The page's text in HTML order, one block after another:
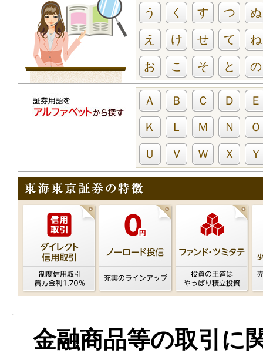
う く す つ ぬ
え け せ て ね
お こ そ と の
Ａ Ｂ Ｃ Ｄ Ｅ
Ｋ Ｌ Ｍ Ｎ Ｏ
Ｕ Ｖ Ｗ Ｘ Ｙ
金融商品等の取引に